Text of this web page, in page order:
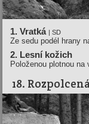
1. Vratká | SD
Ze sedu podél hrany
2. Lesní kožich
Položenou plotnou na
18.